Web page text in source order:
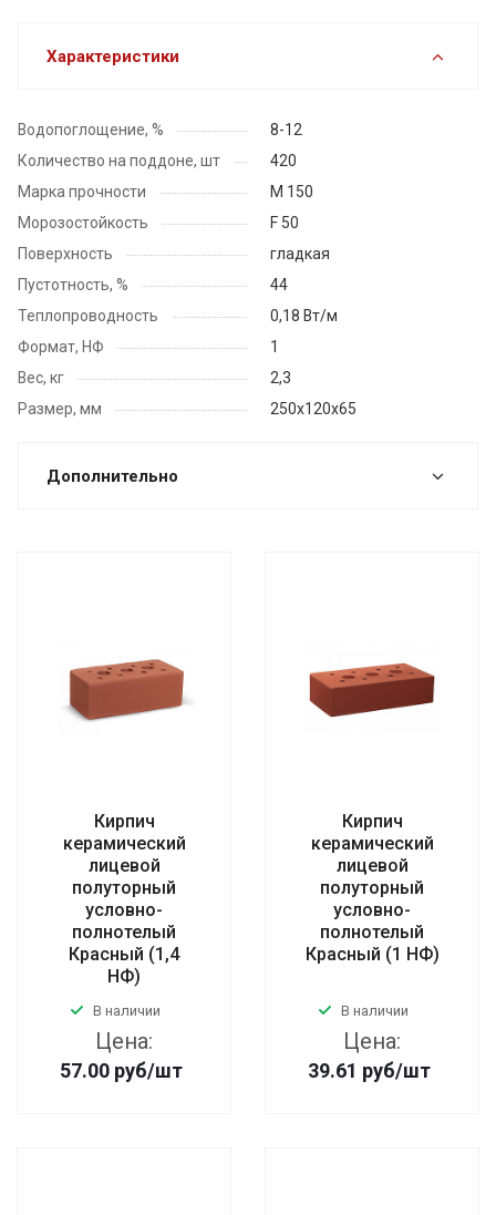
Характеристики
Водопоглощение, %
8-12
Количество на поддоне, шт
420
Марка прочности
М 150
Морозостойкость
F 50
Поверхность
гладкая
Пустотность, %
44
Теплопроводность
0,18 Вт/м
Формат, НФ
1
Вес, кг
2,3
Размер, мм
250x120х65
Дополнительно
Кирпич
керамический
лицевой
полуторный
условно-
полнотелый
Красный (1,4
НФ)
В наличии
Цена:
57.00 руб/шт
Кирпич
керамический
лицевой
полуторный
условно-
полнотелый
Красный (1 НФ)
В наличии
Цена:
39.61 руб/шт